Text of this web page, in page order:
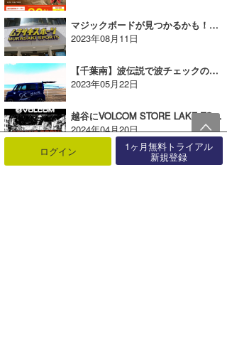
マジックボードが見つかるかも！？ムラサキスポーツ茅ヶ崎店「SURFBOARD STATION」が開始！
2023年08月11日
【千葉南】波伝説で波チェックのアルバイト募集(週2日ほど)
2023年05月22日
越谷にVOLCOM STORE LAKE TOWN KAZEオープン！【AD】
2024年04月20日
ログイン 1ヶ月無料トライアル
新規登録